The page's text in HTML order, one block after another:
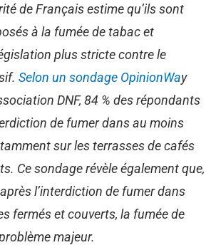
de Français estime qu’ils sont
à la fumée de tabac et
plus stricte contre le
Selon un sondage OpinionWay
DNF, 84 % des répondants
de fumer dans au moins
sur les terrasses de cafés
Ce sondage révèle également que,
l’interdiction de fumer dans
fermés et couverts, la fumée de
majeur.